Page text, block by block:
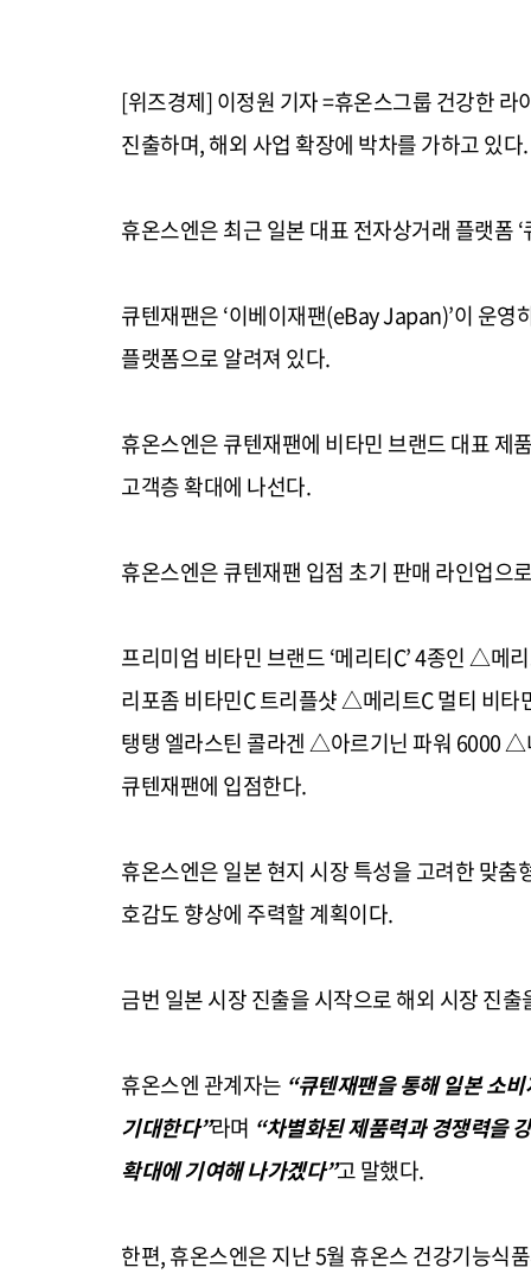
[위즈경제] 이정원 기자 =휴온스그룹 건강한
진출하며,해외 사업 확장에 박차를 가하고 있다.
휴온스엔은 최근 일본 대표 전자상거래 플랫폼‘
큐텐재팬은‘이베이재팬(eBay Japan)’이 운영
플랫폼으로 알려져 있다.
휴온스엔은 큐텐재팬에 비타민 브랜드 대표 제
고객층 확대에 나선다.
휴온스엔은 큐텐재팬 입점 초기 판매 라인업으
프리미엄 비타민 브랜드‘메리티C’ 4종인△메
리포좀 비타민C트리플샷△메리트C멀티 비타
탱탱 엘라스틴 콜라겐△아르기닌 파워 6000 △
큐텐재팬에 입점한다.
휴온스엔은 일본 현지 시장 특성을 고려한 맞
호감도 향상에 주력할 계획이다.
금번 일본 시장 진출을 시작으로 해외 시장 진
휴온스엔 관계자는 “큐텐재팬을 통해 일본 소
기대한다”라며 “차별화된 제품력과 경쟁력을
확대에 기여해 나가겠다”고 말했다.
한편,휴온스엔은 지난5월 휴온스 건강기능식